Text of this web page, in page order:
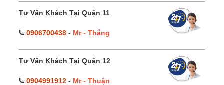
Tư Vấn Khách Tại Quận 11
0906700438 - Mr - Thắng
Tư Vấn Khách Tại Quận 12
0904991912 - Mr - Thuận